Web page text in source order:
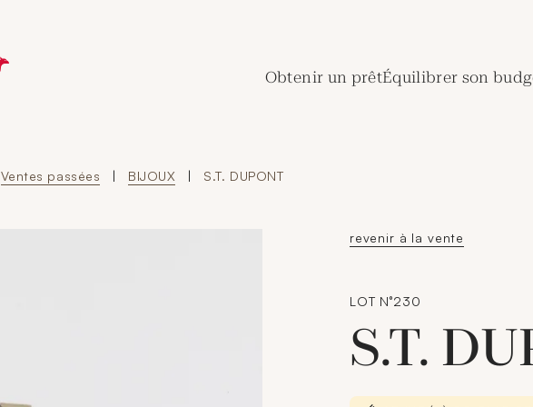
Aller à l'accueil de Crédit Municipal de Paris
Obtenir un prêtÉquilibrer son
Ventes passées | BIJOUX | S.T. DUPONT
revenir à la vente
LOT N°230
S.T.